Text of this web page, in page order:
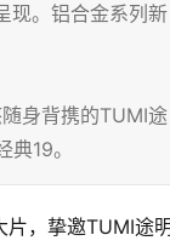
现。铝合金系列新
身背携的TUMI途
19。
，挚邀TUMI途